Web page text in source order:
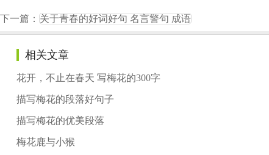
下一篇： 关于青春的好词好句 名言警句 成语
相关文章
花开，不止在春天 写梅花的300字
描写梅花的段落好句子
描写梅花的优美段落
梅花鹿与小猴